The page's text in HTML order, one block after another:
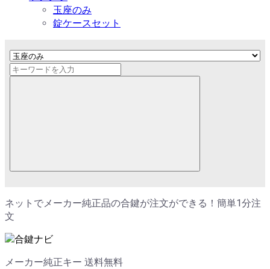
玉座のみ
錠ケースセット
ネットでメーカー純正品の合鍵が注文ができる！簡単1分注
文
メーカー純正キー 送料無料